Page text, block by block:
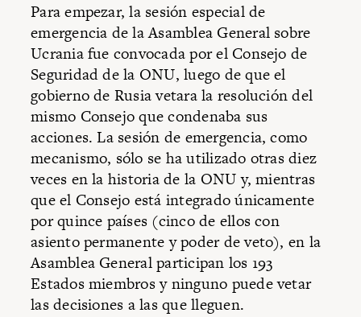
Para empezar, la sesión especial de
emergencia de la Asamblea General sobre
Ucrania fue convocada por el Consejo de
Seguridad de la ONU, luego de que el
gobierno de Rusia vetara la resolución del
mismo Consejo que condenaba sus
acciones. La sesión de emergencia, como
mecanismo, sólo se ha utilizado otras diez
veces en la historia de la ONU y, mientras
que el Consejo está integrado únicamente
por quince países (cinco de ellos con
asiento permanente y poder de veto), en la
Asamblea General participan los 193
Estados miembros y ninguno puede vetar
las decisiones a las que lleguen.